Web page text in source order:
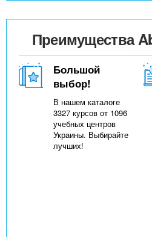
Преимущества
Большой
выбор!
В нашем каталоге
3327 курсов от 1096
учебных центров
Украины. Выбирайте
лучших!